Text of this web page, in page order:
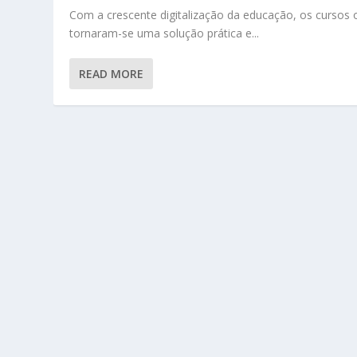
Com a crescente digitalização da educação, os cursos
tornaram-se uma solução prática e...
READ MORE